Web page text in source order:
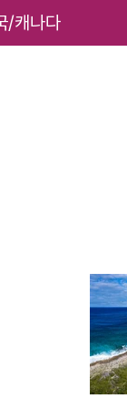
/캐나다